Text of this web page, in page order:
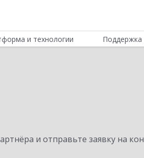
и технологии Поддержка
и отправьте заявку на